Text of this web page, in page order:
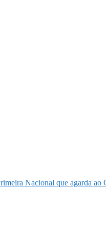
Nacional que agarda